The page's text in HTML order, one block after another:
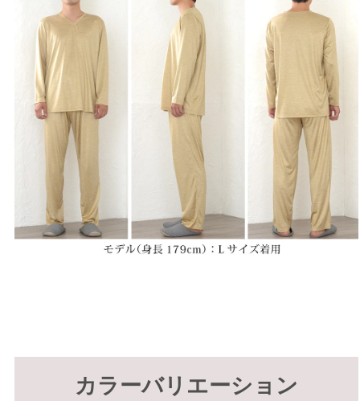
カラーバリエーション